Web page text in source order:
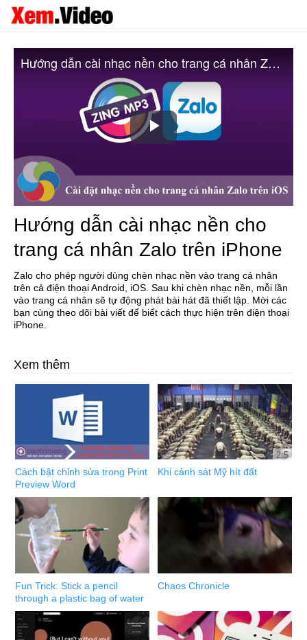
Play
Video
Hướng dẫn cài nhạc nền cho trang cá nhân Zalo trên iPhone
Hướng dẫn cài nhạc nền cho
trang cá nhân Zalo trên iPhone
Zalo cho phép người dùng chèn nhạc nền vào trang cá nhân
trên cả điện thoại Android, iOS. Sau khi chèn nhạc nền, mỗi lần
vào trang cá nhân sẽ tự động phát bài hát đã thiết lập. Mời các
bạn cùng theo dõi bài viết để biết cách thực hiện trên điện thoại
iPhone.
Xem thêm
Cách bật chỉnh sửa trong Print
Preview Word
2:5
Khi cảnh sát Mỹ hít đất
Fun Trick: Stick a pencil
through a plastic bag of water
Chaos Chronicle